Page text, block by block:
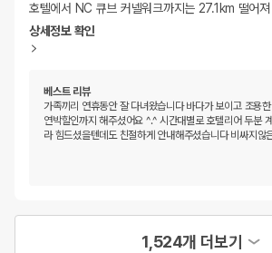
호텔에서 NC 큐브 커넬워크까지는 27.1km 떨어
상세정보 확인
베스트 리뷰
가족끼리 연휴동안 잘 다녀왔습니다 바다가 보이고 조용
연박할인까지 해주셨어요 ^.^ 시간대별로 호텔리어 두분
라 힘드셨을텐데도 친절하게 안내해주셨습니다 비싸지않
1,524개 더보기